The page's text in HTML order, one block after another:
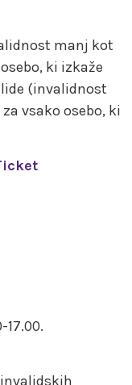
manj kot
ki izkaže
(invalidnost
vsako osebo, ki